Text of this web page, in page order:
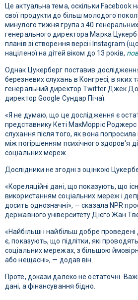
Це актуальна тема, оскільки Facebook
свої продукти до більш молодого
минулого тижня група з 40
генерального директора Марка
планів зі створення версії Instagram
націленої на дітей віком до 13 років,
Однак Цукерберг поставив
березневих слухань в Конгресі, в яких
генеральний директор Twitter Джек
директор Google Сундар Пічаї.
«Я не думаю, що це дослідження є
представнику Кеті МакМорріс Роджерс
слухання після того, як вона
між погіршенням психічного здоров'я
соціальних мереж.
Дослідники не згодні з оцінкою
«Кореляційні дані, що показують, що
використанням соціальних мереж і
досить однозначні», — сказала NPR
державного університету Дієго Жан
«Найбільші і найбільш добре проведені
є, показують, що підлітки, які
соціальних мережах, з більшою
або нещасні», — додав він.
Проте, докази далеко не остаточні.
дані, а фінансування бідно.